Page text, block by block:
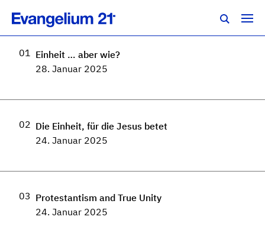
Regionalkonferenz Süd 2025
01 Einheit … aber wie?
28. Januar 2025
02 Die Einheit, für die Jesus betet
24. Januar 2025
03 Protestantism and True Unity
24. Januar 2025